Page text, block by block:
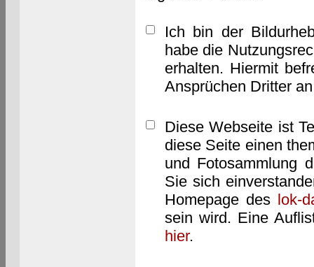
Ich bin der
habe die
erhalten. Hiermit
Ansprüchen Dritter
Diese Webseite ist
diese Seite einen
und Fotosammlung
Sie sich
Homepage des lok-
sein wird. Eine
hier.